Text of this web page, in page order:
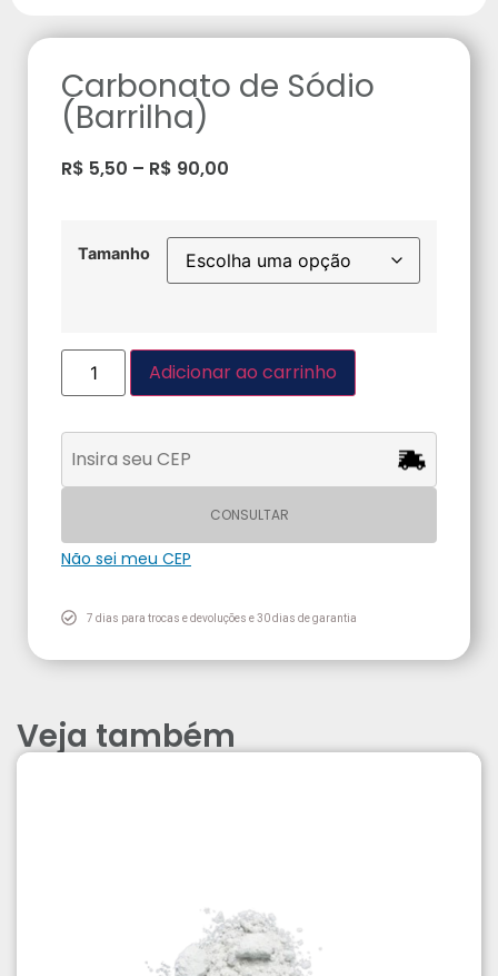
Carbonato de Sódio
(Barrilha)
R$ 5,50 – R$ 90,00
Tamanho
Adicionar ao carrinho
CONSULTAR
Não sei meu CEP
7 dias para trocas e devoluções e 30 dias de garantia
Veja também